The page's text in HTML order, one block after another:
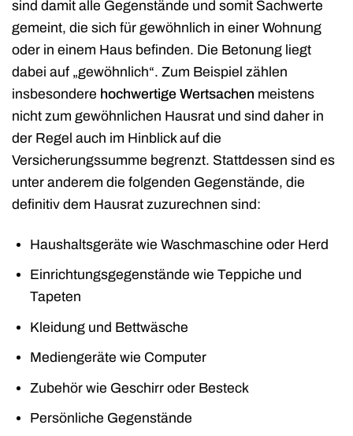
sind damit alle Gegenstände und somit Sachwerte
gemeint, die sich für gewöhnlich in einer Wohnung
oder in einem Haus befinden. Die Betonung liegt
dabei auf „gewöhnlich“. Zum Beispiel zählen
insbesondere hochwertige Wertsachen meistens
nicht zum gewöhnlichen Hausrat und sind daher in
der Regel auch im Hinblick auf die
Versicherungssumme begrenzt. Stattdessen sind es
unter anderem die folgenden Gegenstände, die
definitiv dem Hausrat zuzurechnen sind:
Haushaltsgeräte wie Waschmaschine oder Herd
Einrichtungsgegenstände wie Teppiche und
Tapeten
Kleidung und Bettwäsche
Mediengeräte wie Computer
Zubehör wie Geschirr oder Besteck
Persönliche Gegenstände